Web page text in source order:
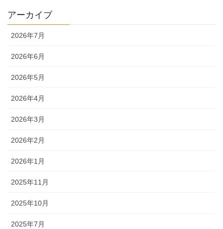
アーカイブ
2026年7月
2026年6月
2026年5月
2026年4月
2026年3月
2026年2月
2026年1月
2025年11月
2025年10月
2025年7月